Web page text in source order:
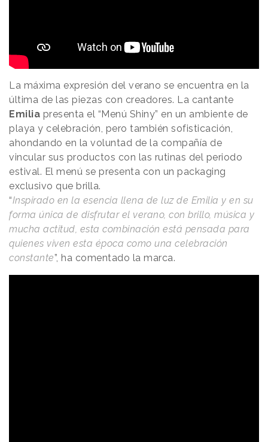
La máxima expresión del verano se encuentra en la
última de las piezas con creadores. La cantante
Emilia presenta el “Menú Shiny” en un ambiente de
playa y celebración, pero también sofisticación,
ahondando en la voluntad de la compañía de
vincular sus productos con las rutinas del periodo
estival. El menú se presenta con un packaging
exclusivo que brilla.
“Inspirado en la esencia llena de luz de Emilia y en su
forma única de disfrutar el verano, con brillo, música y
mucha actitud, esta combinación está pensada para
quienes viven esta época como una celebración
constante”, ha comentado la marca.